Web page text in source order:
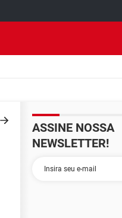
ASSINE NOSSA
NEWSLETTER!